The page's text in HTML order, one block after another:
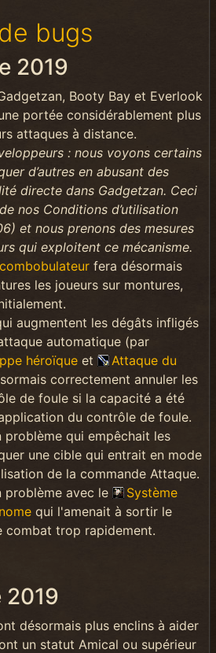
bugs
2019
Booty Bay et Everlook
portée considérablement plus
attaques à distance.
: nous voyons certains
d’autres en abusant des
directe dans Gadgetzan. Ceci
nos Conditions d’utilisation
et nous prenons des mesures
qui exploitent ce mécanisme.
fera désormais
les joueurs sur montures,
augmentent les dégâts infligés
automatique (par
héroïque et
Attaque du
correctement annuler les
de foule si la capacité a été
du contrôle de foule.
problème qui empêchait les
une cible qui entrait en mode
de la commande Attaque.
problème avec le
Système
qui l'amenait à sortir le
combat trop rapidement.
2019
désormais plus enclins à aider
un statut Amical ou supérieur